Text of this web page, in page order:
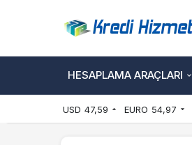
HESAPLAMA ARAÇLARI
USD 47,59 EURO 54,97